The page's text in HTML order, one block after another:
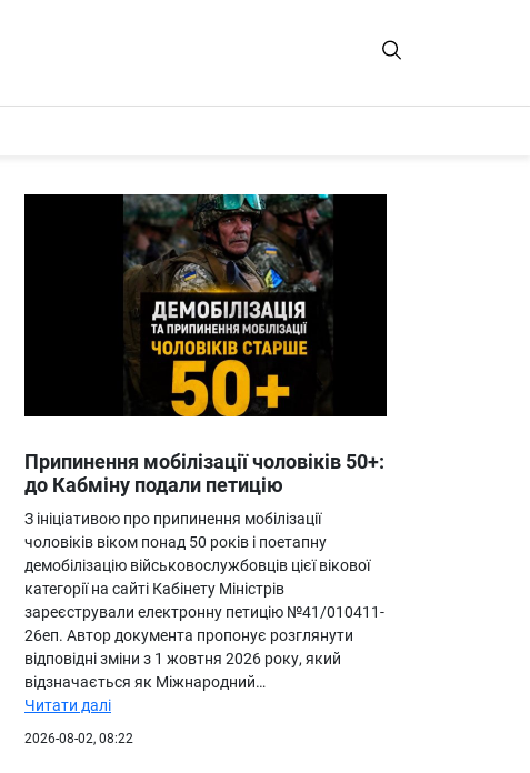
Припинення мобілізації чоловіків 50+:
до Кабміну подали петицію
З ініціативою про припинення мобілізації
чоловіків віком понад 50 років і поетапну
демобілізацію військовослужбовців цієї вікової
категорії на сайті Кабінету Міністрів
зареєстрували електронну петицію №41/010411-
26еп. Автор документа пропонує розглянути
відповідні зміни з 1 жовтня 2026 року, який
відзначається як Міжнародний…
Читати далі
2026-08-02, 08:22